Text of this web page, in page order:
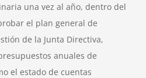
una vez al año, dentro del
el plan general de
de la Junta Directiva,
anuales de
el estado de cuentas